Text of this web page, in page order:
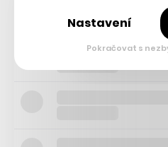
Nastavení
Pokračovat s